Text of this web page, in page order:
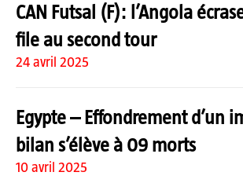
CAN Futsal (F): l’Angola
file au second tour
24 avril 2025
Egypte – Effondrement d’un
bilan s’élève à 09 morts
10 avril 2025